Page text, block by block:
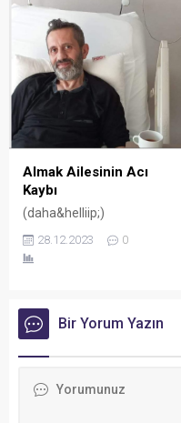
Almak Ailesinin Acı
Kaybı
(daha&helliip;)
28.12.2023 0
Bir Yorum Yazın